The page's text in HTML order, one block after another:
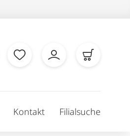
Kontakt Filialsuche